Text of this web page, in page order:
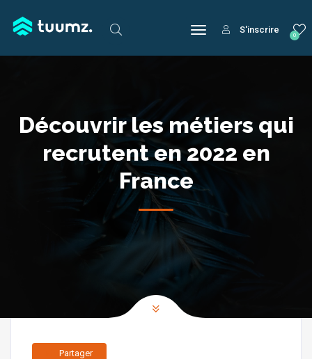
0
S'inscrire
Découvrir les métiers qui
recrutent en 2022 en
France
Partager